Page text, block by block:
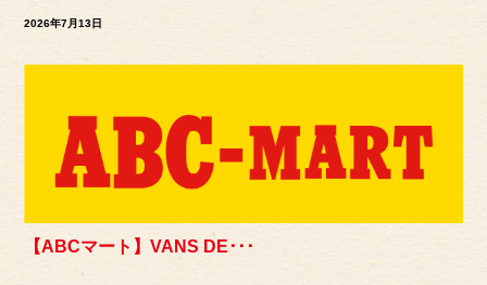
2026年7月13日
【ABCマート】VANS DE･･･